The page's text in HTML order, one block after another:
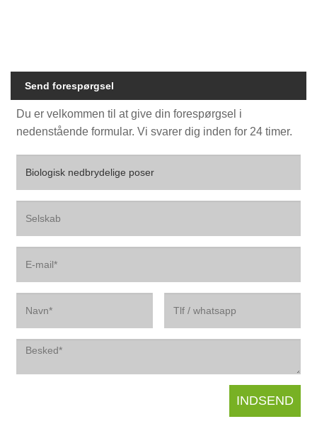
Send forespørgsel
Du er velkommen til at give din forespørgsel i
nedenstående formular. Vi svarer dig inden for 24 timer.